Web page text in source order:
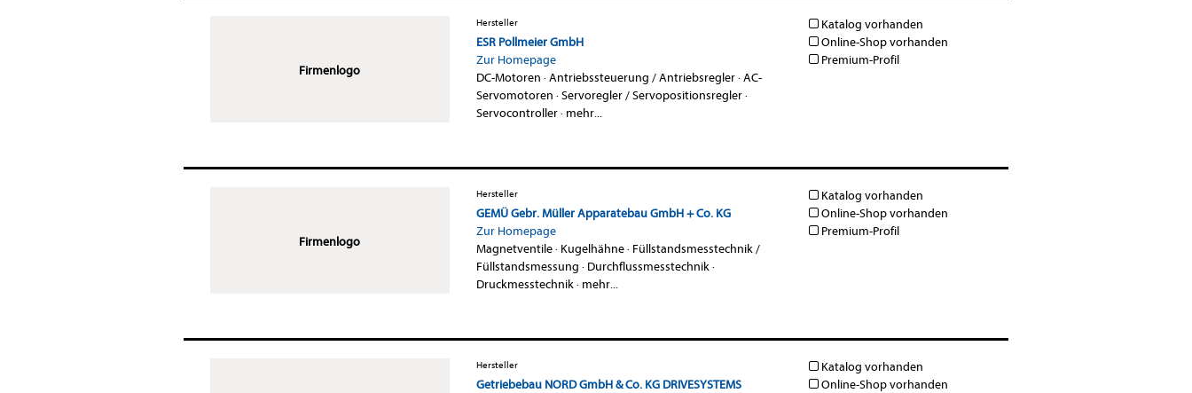
Firmenlogo
Hersteller
ESR Pollmeier GmbH
Zur Homepage
DC-Motoren ·Antriebssteuerung / Antriebsregler·AC-
Servomotoren ·Servoregler / Servopositionsregler·
Servocontroller· mehr...
Katalog vorhanden
Online-Shop vorhanden
Premium-Profil
Firmenlogo
Hersteller
GEMÜ Gebr. Müller Apparatebau GmbH + Co. KG
Zur Homepage
Magnetventile· Kugelhähne· Füllstandsmesstechnik /
Füllstandsmessung · Durchflussmesstechnik·
Druckmesstechnik· mehr...
Katalog vorhanden
Online-Shop vorhanden
Premium-Profil
Hersteller
Getriebebau NORD GmbH & Co. KG DRIVESYSTEMS
Katalog vorhanden
Online-Shop vorhanden